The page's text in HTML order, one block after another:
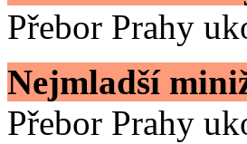
Přebor Prahy
Nejmladší
Přebor Prahy